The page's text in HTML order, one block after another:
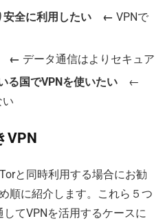
安全に利用したい ← VPNで
← データ通信はよりセキュア
る国でVPNを使いたい ←
い
VPN
と同時利用する場合にお勧
順に紹介します。これら５つ
てVPNを活用するケースに